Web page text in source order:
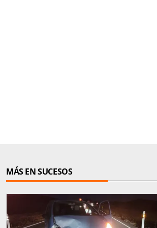
MÁS EN SUCESOS